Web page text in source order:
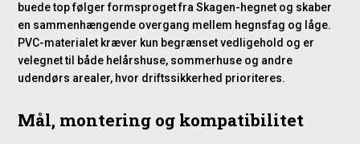
buede top følger formsproget fra Skagen-hegnet og skaber
en sammenhængende overgang mellem hegnsfag og låge.
PVC-materialet kræver kun begrænset vedligehold og er
velegnet til både helårshuse, sommerhuse og andre
udendørs arealer, hvor driftssikkerhed prioriteres.
Mål, montering og kompatibilitet